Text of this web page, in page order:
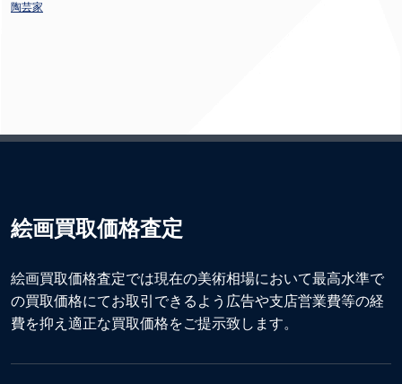
陶芸家
絵画買取価格査定
絵画買取価格査定では現在の美術相場において最高水準で
の買取価格にてお取引できるよう広告や支店営業費等の経
費を抑え適正な買取価格をご提示致します。